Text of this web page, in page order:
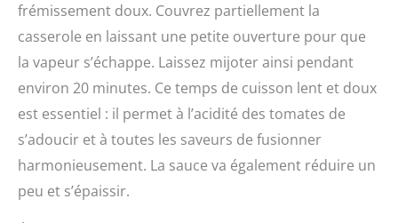
frémissement doux. Couvrez partiellement la
casserole en laissant une petite ouverture pour que
la vapeur s’échappe. Laissez mijoter ainsi pendant
environ 20 minutes. Ce temps de cuisson lent et doux
est essentiel : il permet à l’acidité des tomates de
s’adoucir et à toutes les saveurs de fusionner
harmonieusement. La sauce va également réduire un
peu et s’épaissir.